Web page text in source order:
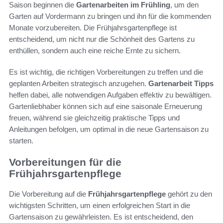
Saison beginnen die Gartenarbeiten im Frühling, um den
Garten auf Vordermann zu bringen und ihn für die kommenden
Monate vorzubereiten. Die Frühjahrsgartenpflege ist
entscheidend, um nicht nur die Schönheit des Gartens zu
enthüllen, sondern auch eine reiche Ernte zu sichern.
Es ist wichtig, die richtigen Vorbereitungen zu treffen und die
geplanten Arbeiten strategisch anzugehen. Gartenarbeit Tipps
helfen dabei, alle notwendigen Aufgaben effektiv zu bewältigen.
Gartenliebhaber können sich auf eine saisonale Erneuerung
freuen, während sie gleichzeitig praktische Tipps und
Anleitungen befolgen, um optimal in die neue Gartensaison zu
starten.
Vorbereitungen für die
Frühjahrsgartenpflege
Die Vorbereitung auf die Frühjahrsgartenpflege gehört zu den
wichtigsten Schritten, um einen erfolgreichen Start in die
Gartensaison zu gewährleisten. Es ist entscheidend, den